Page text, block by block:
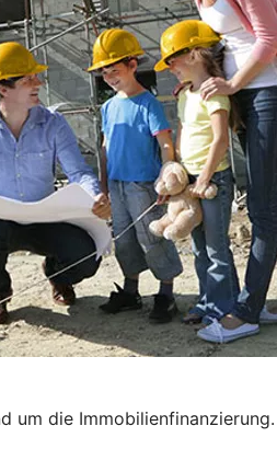
um die Immobilienfinanzierung.